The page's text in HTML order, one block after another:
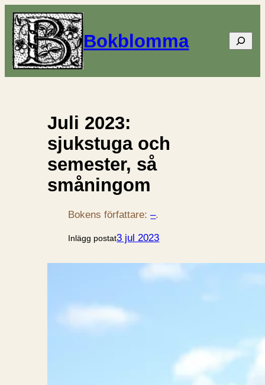
Bokblomma Sök
Juli 2023:
sjukstuga och
semester, så
småningom
Bokens författare:–.
Inlägg postat3 jul 2023